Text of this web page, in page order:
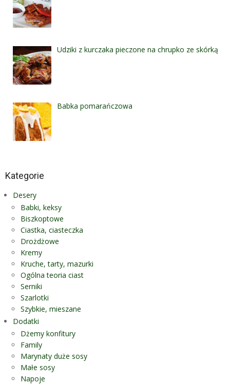
Udziki z kurczaka pieczone na chrupko ze skórką
Babka pomarańczowa
Kategorie
Desery
Babki, keksy
Biszkoptowe
Ciastka, ciasteczka
Drożdżowe
Kremy
Kruche, tarty, mazurki
Ogólna teoria ciast
Serniki
Szarlotki
Szybkie, mieszane
Dodatki
Dżemy konfitury
Family
Marynaty duże sosy
Małe sosy
Napoje